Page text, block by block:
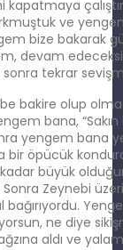
ve
bize bakarak
devam
sonra tekrar
bakire olup
bana, “Sakın
yengem bana
bir öpücük
kadar büyük
Zeynebi
ne diye
aldı ve